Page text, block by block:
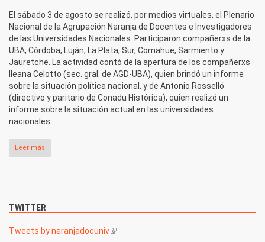
El sábado 3 de agosto se realizó, por medios virtuales, el Plenario
Nacional de la Agrupación Naranja de Docentes e Investigadores
de las Universidades Nacionales. Participaron compañerxs de la
UBA, Córdoba, Luján, La Plata, Sur, Comahue, Sarmiento y
Jauretche. La actividad contó de la apertura de los compañerxs
Ileana Celotto (sec. gral. de AGD-UBA), quien brindó un informe
sobre la situación política nacional, y de Antonio Rosselló
(directivo y paritario de Conadu Histórica), quien realizó un
informe sobre la situación actual en las universidades
nacionales.
Leer más
TWITTER
Tweets by naranjadocuniv(link is external)